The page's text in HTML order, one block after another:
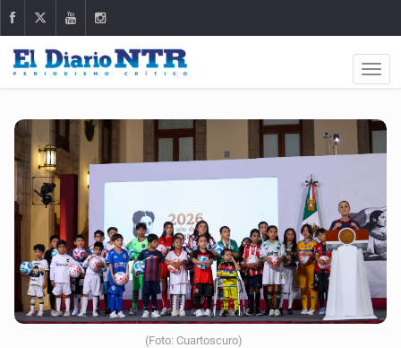
(Foto: Cuartoscuro)